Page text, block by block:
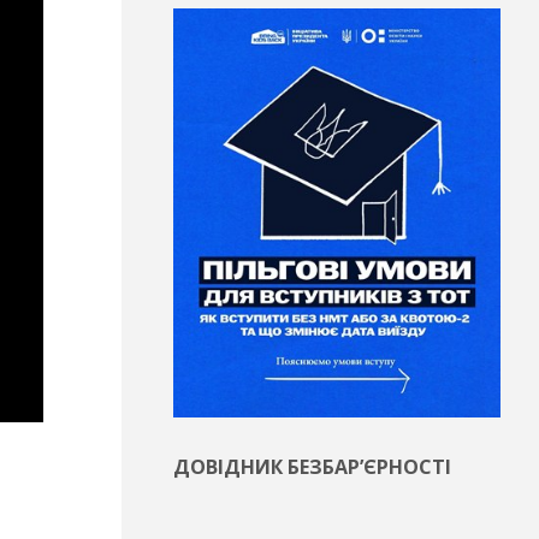
ДОВІДНИК БЕЗБАР’ЄРНОСТІ